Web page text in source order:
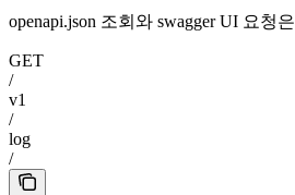
openapi.json 조회와 swagger UI 요청
GET
/
v1
/
log
/